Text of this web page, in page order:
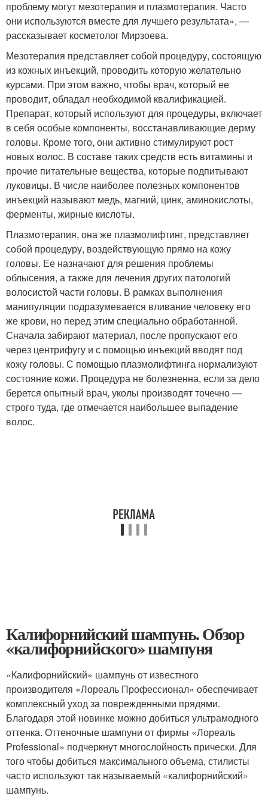
проблему могут мезотерапия и плазмотерапия. Часто
они используются вместе для лучшего результата», —
рассказывает косметолог Мирзоева.
Мезотерапия представляет собой процедуру, состоящую
из кожных инъекций, проводить которую желательно
курсами. При этом важно, чтобы врач, который ее
проводит, обладал необходимой квалификацией.
Препарат, который используют для процедуры, включает
в себя особые компоненты, восстанавливающие дерму
головы. Кроме того, они активно стимулируют рост
новых волос. В составе таких средств есть витамины и
прочие питательные вещества, которые подпитывают
луковицы. В числе наиболее полезных компонентов
инъекций называют медь, магний, цинк, аминокислоты,
ферменты, жирные кислоты.
Плазмотерапия, она же плазмолифтинг, представляет
собой процедуру, воздействующую прямо на кожу
головы. Ее назначают для решения проблемы
облысения, а также для лечения других патологий
волосистой части головы. В рамках выполнения
манипуляции подразумевается вливание человеку его
же крови, но перед этим специально обработанной.
Сначала забирают материал, после пропускают его
через центрифугу и с помощью инъекций вводят под
кожу головы. С помощью плазмолифтинга нормализуют
состояние кожи. Процедура не болезненна, если за дело
берется опытный врач, уколы производят точечно —
строго туда, где отмечается наибольшее выпадение
волос.
Калифорнийский шампунь. Обзор
«калифорнийского» шампуня
«Калифорнийский» шампунь от известного
производителя «Лореаль Профессионал» обеспечивает
комплексный уход за поврежденными прядями.
Благодаря этой новинке можно добиться ультрамодного
оттенка. Оттеночные шампуни от фирмы «Лореаль
Professional» подчеркнут многослойность прически. Для
того чтобы добиться максимального объема, стилисты
часто используют так называемый «калифорнийский»
шампунь.